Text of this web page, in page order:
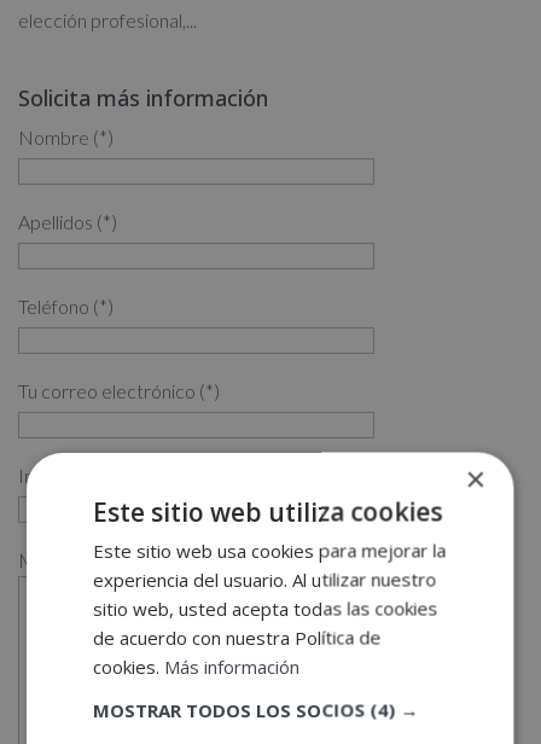
elección profesional,...
Solicita más información
Nombre (*)
Apellidos (*)
Teléfono (*)
Tu correo electrónico (*)
Indícanos en qué curso estás interesado (*)
Mensaje
×
Este sitio web utiliza cookies
Este sitio web usa cookies para mejorar la
experiencia del usuario. Al utilizar nuestro
sitio web, usted acepta todas las cookies
de acuerdo con nuestra Política de
cookies. Más información
MOSTRAR TODOS LOS SOCIOS (4) →